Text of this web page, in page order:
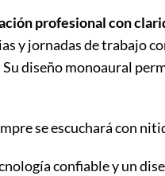
profesional con
y jornadas de trabajo
diseño monoaural
se escuchará con
confiable y un